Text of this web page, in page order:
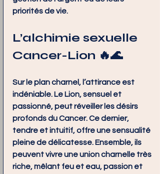
priorités de vie.
L’alchimie sexuelle
Cancer-Lion 🔥🌊
Sur le plan charnel, l’attirance est
indéniable. Le Lion, sensuel et
passionné, peut réveiller les désirs
profonds du Cancer. Ce dernier,
tendre et intuitif, offre une sensualité
pleine de délicatesse. Ensemble, ils
peuvent vivre une union charnelle très
riche, mêlant feu et eau, passion et